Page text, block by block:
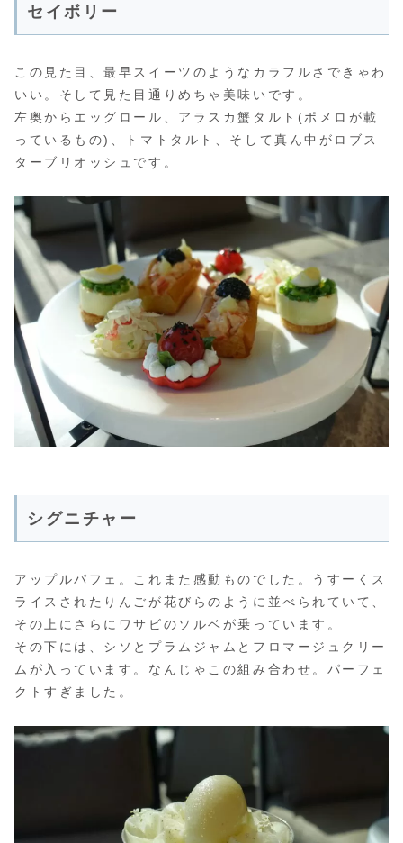
セイボリー
この見た目、最早スイーツのようなカラフルさできゃわ
いい。そして見た目通りめちゃ美味いです。
左奥からエッグロール、アラスカ蟹タルト(ポメロが載
っているもの)、トマトタルト、そして真ん中がロブス
ターブリオッシュです。
シグニチャー
アップルパフェ。これまた感動ものでした。うすーくス
ライスされたりんごが花びらのように並べられていて、
その上にさらにワサビのソルベが乗っています。
その下には、シソとプラムジャムとフロマージュクリー
ムが入っています。なんじゃこの組み合わせ。パーフェ
クトすぎました。